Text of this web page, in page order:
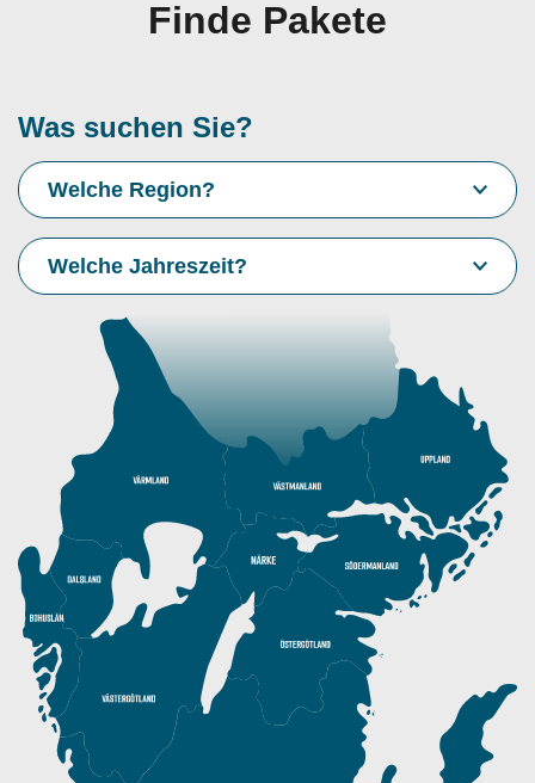
Finde Pakete
Was suchen Sie?
Welche Region?
Welche Jahreszeit?